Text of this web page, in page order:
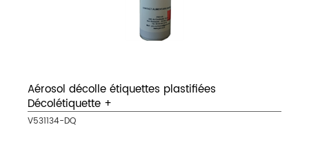
Aérosol décolle étiquettes plastifiées
Décolétiquette +
V531134-DQ